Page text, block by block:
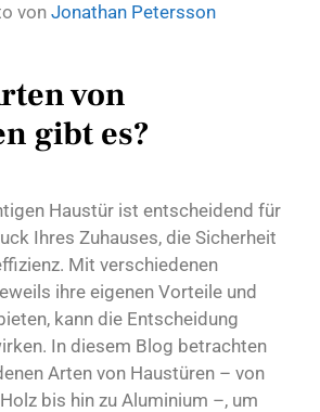
von Jonathan Petersson
von
gibt es?
Haustür ist entscheidend für
Ihres Zuhauses, die Sicherheit
Mit verschiedenen
ihre eigenen Vorteile und
kann die Entscheidung
In diesem Blog betrachten
Arten von Haustüren – von
bis hin zu Aluminium –, um